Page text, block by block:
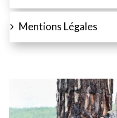
Mentions Légales